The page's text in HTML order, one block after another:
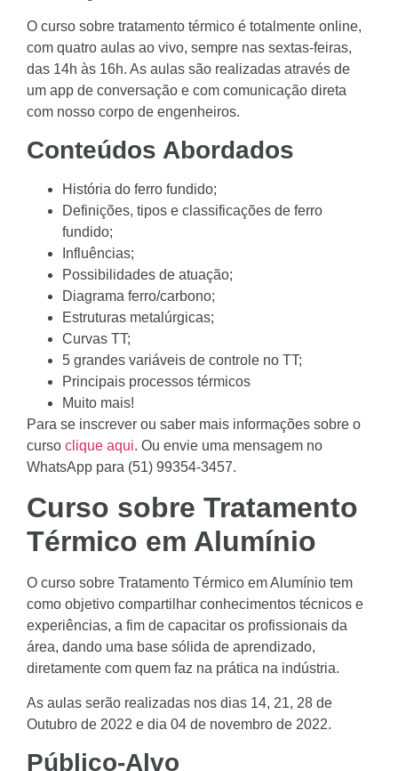
O curso sobre tratamento térmico é totalmente online,
com quatro aulas ao vivo, sempre nas sextas-feiras,
das 14h às 16h. As aulas são realizadas através de
um app de conversação e com comunicação direta
com nosso corpo de engenheiros.
Conteúdos Abordados
História do ferro fundido;
Definições, tipos e classificações de ferro
fundido;
Influências;
Possibilidades de atuação;
Diagrama ferro/carbono;
Estruturas metalúrgicas;
Curvas TT;
5 grandes variáveis de controle no TT;
Principais processos térmicos
Muito mais!
Para se inscrever ou saber mais informações sobre o
curso clique aqui. Ou envie uma mensagem no
WhatsApp para (51) 99354-3457.
Curso sobre Tratamento
Térmico em Alumínio
O curso sobre Tratamento Térmico em Alumínio tem
como objetivo compartilhar conhecimentos técnicos e
experiências, a fim de capacitar os profissionais da
área, dando uma base sólida de aprendizado,
diretamente com quem faz na prática na indústria.
As aulas serão realizadas nos dias 14, 21, 28 de
Outubro de 2022 e dia 04 de novembro de 2022.
Público-Alvo